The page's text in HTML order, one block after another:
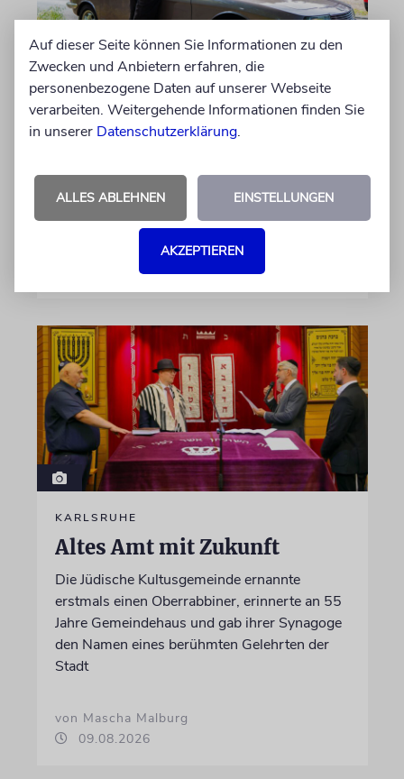
PORTRÄT
Stil auf Rädern
Oldtimer – und fährt sie, statt sie nur in der
Garage zu bewundern. Ein Besuch in Pankow
von Imanuel Marcus
09.08.2026
KARLSRUHE
Altes Amt mit Zukunft
Die Jüdische Kultusgemeinde ernannte
erstmals einen Oberrabbiner, erinnerte an 55
Jahre Gemeindehaus und gab ihrer Synagoge
den Namen eines berühmten Gelehrten der
Stadt
von Mascha Malburg
09.08.2026
Auf dieser Seite können Sie Informationen zu den
Zwecken und Anbietern erfahren, die
personenbezogene Daten auf unserer Webseite
verarbeiten. Weitergehende Informationen finden Sie
in unserer Datenschutzerklärung.
ALLES ABLEHNEN EINSTELLUNGEN
AKZEPTIEREN